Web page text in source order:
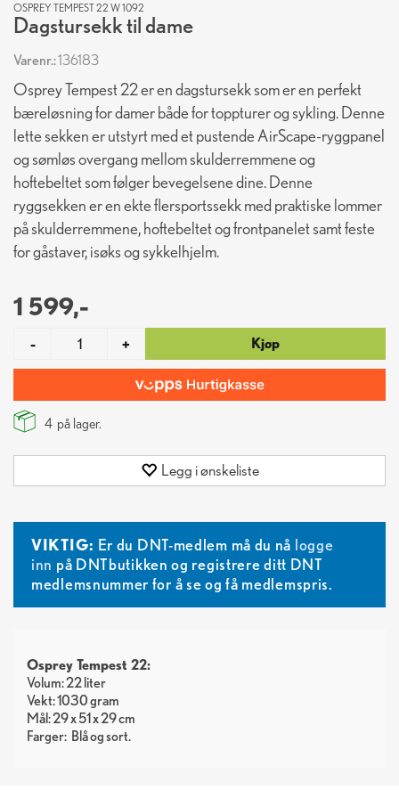
OSPREY TEMPEST 22 W 1092
Dagstursekk til dame
Varenr.:136183
Osprey Tempest 22 er en dagstursekk som er en perfekt
bæreløsning for damer både for toppturer og sykling. Denne
lette sekken er utstyrt med et pustende AirScape-ryggpanel
og sømløs overgang mellom skulderremmene og
hoftebeltet som følger bevegelsene dine. Denne
ryggsekken er en ekte flersportssekk med praktiske lommer
på skulderremmene, hoftebeltet og frontpanelet samt feste
for gåstaver, isøks og sykkelhjelm.
1 599,-
- + Kjøp
4 på lager.
Legg i ønskeliste
VIKTIG: Er du DNT-medlem må du nå logge
inn på DNTbutikken og registrere ditt DNT
medlemsnummer for å se og få medlemspris.
Osprey Tempest 22:
Volum: 22 liter
Vekt: 1030 gram
Mål: 29 x 51 x 29 cm
Farger: Blå sort